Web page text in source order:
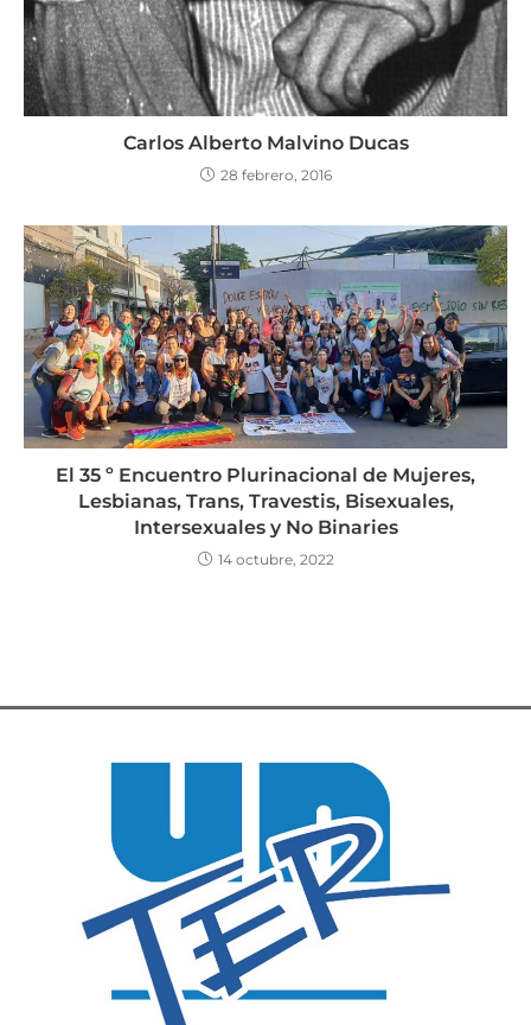
Carlos Alberto Malvino Ducas
28 febrero, 2016
El 35 º Encuentro Plurinacional de Mujeres,
Lesbianas, Trans, Travestis, Bisexuales,
Intersexuales y No Binaries
14 octubre, 2022